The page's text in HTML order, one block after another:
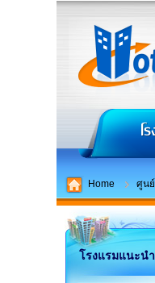
Home ศูน
โรงแรมแนะน